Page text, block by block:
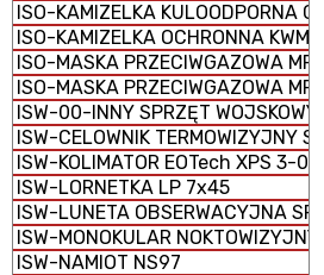
ISO-KAMIZELKA KULOODPORNA
ISO-KAMIZELKA OCHRONNA KWM-
ISO-MASKA PRZECIWGAZOWA MP-5
ISO-MASKA PRZECIWGAZOWA MP-6
ISW-00-INNY SPRZĘT WOJSKOWY
ISW-CELOWNIK TERMOWIZYJNY
ISW-KOLIMATOR EOTech XPS 3-0
ISW-LORNETKA LP 7x45
ISW-LUNETA OBSERWACYJNA
ISW-MONOKULAR NOKTOWIZYJNY
ISW-NAMIOT NS97